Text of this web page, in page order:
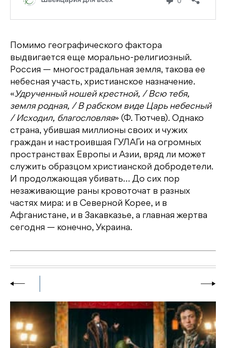
Помимо географического фактора
выдвигается еще морально-религиозный.
Россия — многострадальная земля, такова ее
небесная участь, христианское назначение.
«Удрученный ношей крестной, / Всю тебя,
земля родная, / В рабском виде Царь небесный
/ Исходил, благословляя» (Ф. Тютчев). Однако
страна, убившая миллионы своих и чужих
граждан и настроившая ГУЛАГи на огромных
пространствах Европы и Азии, вряд ли может
служить образцом христианской добродетели.
И продолжающая убивать… До сих пор
незаживающие раны кровоточат в разных
частях мира: и в Северной Корее, и в
Афганистане, и в Закавказье, а главная жертва
сегодня — конечно, Украина.